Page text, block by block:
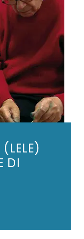
DI